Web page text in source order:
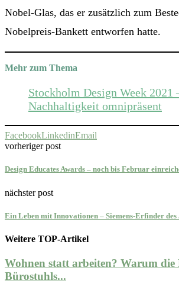
Nobel-Glas, das er zusätzlich zum
Nobelpreis-Bankett entworfen hatte.
Mehr zum Thema
Stockholm Design Week 2021
Nachhaltigkeit omnipräsent
FacebookLinkedinEmail
vorheriger post
Design Educates Awards – noch bis Februar
nächster post
Ein Leben mit Innovationen – Siemens-Erfinder des
Weitere TOP-Artikel
Wohnen statt arbeiten? Warum die
Bürostuhls...